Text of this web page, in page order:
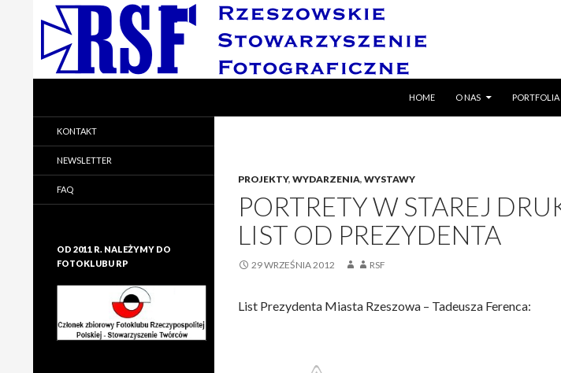
HOME
O NAS PORTFOLIA
PROJEKTY, WYDARZENIA, WYSTAWY
PORTRETY W STAREJ
LIST OD PREZYDENTA
29 WRZEŚNIA 2012 RSF
List Prezydenta Miasta Rzeszowa – Tadeusza Ferenca:
Rzeszowskie Stowarzyszenie
Fotograficzne
KONTAKT
NEWSLETTER
FAQ
OD 2011 R. NALEŻYMY DO
FOTOKLUBU RP